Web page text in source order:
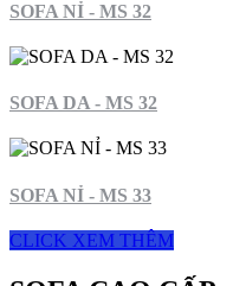
SOFA NỈ - MS 32
SOFA DA - MS 32
SOFA NỈ - MS 33
CLICK XEM THÊM